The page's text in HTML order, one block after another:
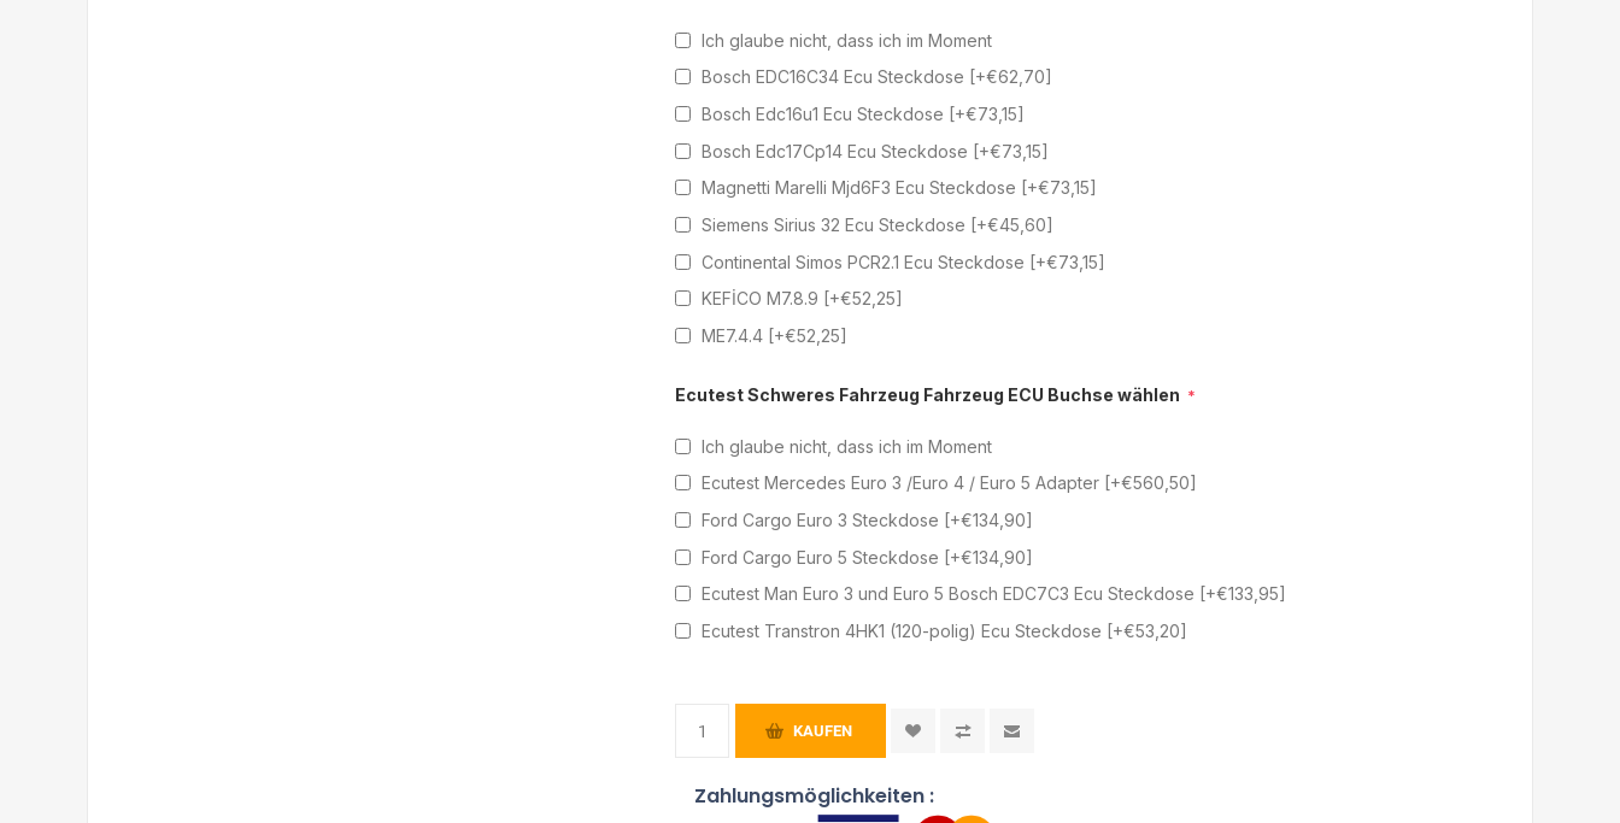
Ich glaube nicht, dass ich im Moment
Bosch EDC16C34 Ecu Steckdose [+€62,70]
Bosch Edc16u1 Ecu Steckdose [+€73,15]
Bosch Edc17Cp14 Ecu Steckdose [+€73,15]
Magnetti Marelli Mjd6F3 Ecu Steckdose [+€73,15]
Siemens Sirius 32 Ecu Steckdose [+€45,60]
Continental Simos PCR2.1 Ecu Steckdose [+€73,15]
KEFİCO M7.8.9 [+€52,25]
ME7.4.4 [+€52,25]
Ecutest Schweres Fahrzeug Fahrzeug ECU Buchse wählen *
Ich glaube nicht, dass ich im Moment
Ecutest Mercedes Euro 3 /Euro 4 / Euro 5 Adapter [+€560,50]
Ford Cargo Euro 3 Steckdose [+€134,90]
Ford Cargo Euro 5 Steckdose [+€134,90]
Ecutest Man Euro 3 und Euro 5 Bosch EDC7C3 Ecu Steckdose [+€133,95]
Ecutest Transtron 4HK1 (120-polig) Ecu Steckdose [+€53,20]
KAUFEN
Zahlungsmöglichkeiten :